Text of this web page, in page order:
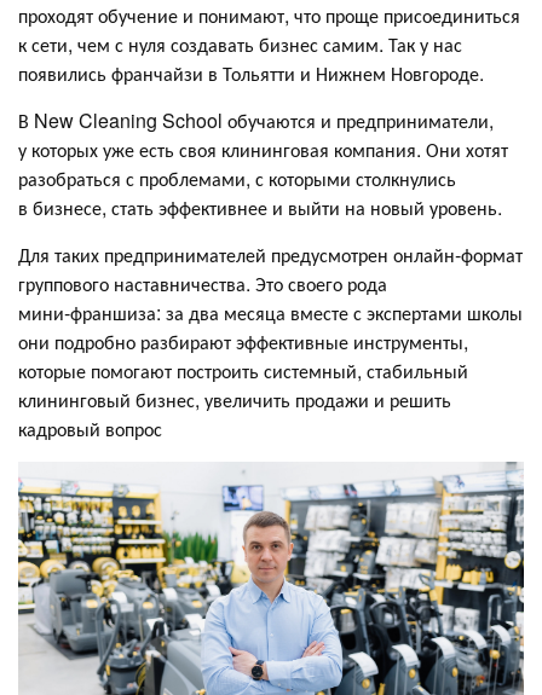
проходят обучение и понимают, что проще присоединиться
к сети, чем с нуля создавать бизнес самим. Так у нас
появились франчайзи в Тольятти и Нижнем Новгороде.
В New Cleaning School обучаются и предприниматели,
у которых уже есть своя клининговая компания. Они хотят
разобраться с проблемами, с которыми столкнулись
в бизнесе, стать эффективнее и выйти на новый уровень.
Для таких предпринимателей предусмотрен онлайн‑формат
группового наставничества. Это своего рода
мини‑франшиза: за два месяца вместе с экспертами школы
они подробно разбирают эффективные инструменты,
которые помогают построить системный, стабильный
клининговый бизнес, увеличить продажи и решить
кадровый вопрос